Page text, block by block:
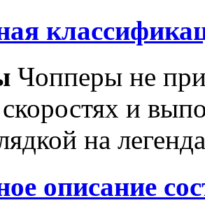
Чопперы не
и
на
описание